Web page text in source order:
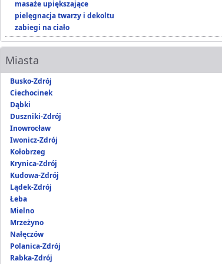
masaże upiększające
pielęgnacja twarzy i dekoltu
zabiegi na ciało
Miasta
Busko-Zdrój
Ciechocinek
Dąbki
Duszniki-Zdrój
Inowrocław
Iwonicz-Zdrój
Kołobrzeg
Krynica-Zdrój
Kudowa-Zdrój
Lądek-Zdrój
Łeba
Mielno
Mrzeżyno
Nałęczów
Polanica-Zdrój
Rabka-Zdrój